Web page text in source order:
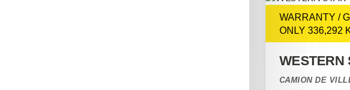
WARRANTY /
ONLY 336,292
WESTERN
CAMION DE